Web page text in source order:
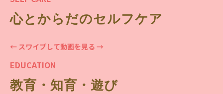
心とからだのセルフケア
← スワイプして動画を見る →
EDUCATION
教育・知育・遊び